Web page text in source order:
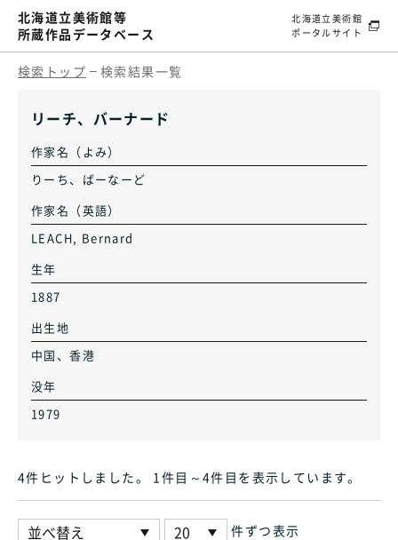
北海道立美術館等
所蔵作品データベース
北海道立美術館
ポータルサイト
検索トップ 検索結果一覧
リーチ、バーナード
作家名（よみ）
りーち、ばーなーど
作家名（英語）
LEACH, Bernard
生年
1887
出生地
中国、香港
没年
1979
4件ヒット しました。 1件目～4件目 を表示しています。
件ずつ表示